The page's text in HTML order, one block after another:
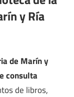
y Ría
de Marín y
consulta
de libros,